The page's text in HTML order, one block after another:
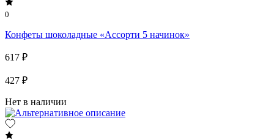
0
Конфеты шоколадные «Ассорти 5 начинок»
617 ₽
427 ₽
Нет в наличии